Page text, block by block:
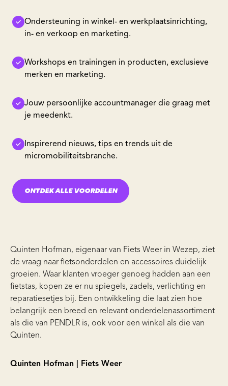
Ondersteuning in winkel- en werkplaatsinrichting,
in- en verkoop en marketing.
Workshops en trainingen in producten, exclusieve
merken en marketing.
Jouw persoonlijke accountmanager die graag met
je meedenkt.
Inspirerend nieuws, tips en trends uit de
micromobiliteitsbranche.
ONTDEK ALLE VOORDELEN
Quinten Hofman, eigenaar van Fiets Weer in Wezep, ziet
de vraag naar fietsonderdelen en accessoires duidelijk
groeien. Waar klanten vroeger genoeg hadden aan een
fietstas, kopen ze er nu spiegels, zadels, verlichting en
reparatiesetjes bij. Een ontwikkeling die laat zien hoe
belangrijk een breed en relevant onderdelenassortiment
als die van PENDLR is, ook voor een winkel als die van
Quinten.
Quinten Hofman | Fiets Weer